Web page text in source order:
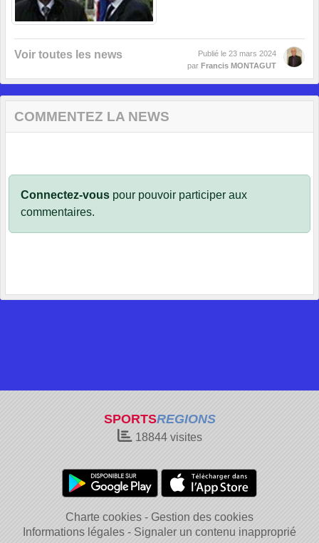
Voir toutes les news Publié le 23 mars 2024
par Francis MONTAGUT
COMMENTEZ LA NEWS
Connectez-vous pour pouvoir participer aux
commentaires.
SPORTSREGIONS
18844visites
Charte cookies
Gestion des cookies
Informations légales
Signaler un contenu inapproprié